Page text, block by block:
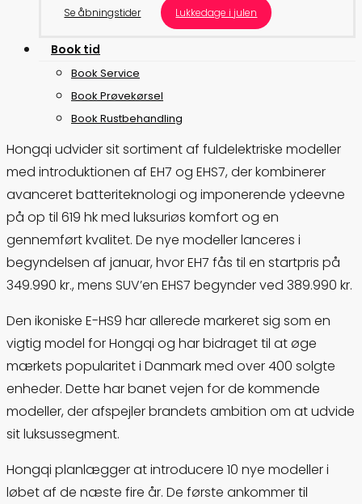
Se åbningstider Lukkedage i julen
Book tid
Book Service
Book Prøvekørsel
Book Rustbehandling
Hongqi udvider sit sortiment af fuldelektriske modeller
med introduktionen af EH7 og EHS7, der kombinerer
avanceret batteriteknologi og imponerende ydeevne
på op til 619 hk med luksuriøs komfort og en
gennemført kvalitet. De nye modeller lanceres i
begyndelsen af januar, hvor EH7 fås til en startpris på
349.990 kr., mens SUV’en EHS7 begynder ved 389.990 kr.
Den ikoniske E-HS9 har allerede markeret sig som en
vigtig model for Hongqi og har bidraget til at øge
mærkets popularitet i Danmark med over 400 solgte
enheder. Dette har banet vejen for de kommende
modeller, der afspejler brandets ambition om at udvide
sit luksussegment.
Hongqi planlægger at introducere 10 nye modeller i
løbet af de næste fire år. De første ankommer til